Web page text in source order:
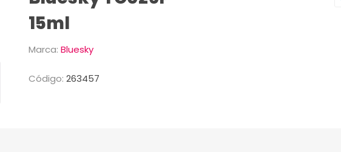
15ml
Marca: Bluesky
Código: 263457